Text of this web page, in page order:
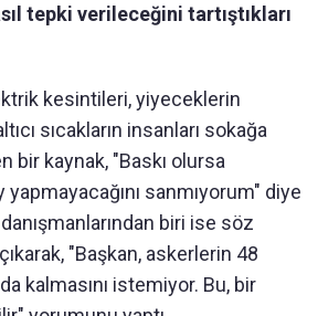
tepki verileceğini tartıştıkları
kesintileri, yiyeceklerin
sıcakların insanları sokağa
bir kaynak, "Baskı olursa
yapmayacağını sanmıyorum" diye
biri ise söz
"Başkan, askerlerin 48
kalmasını istemiyor. Bu, bir